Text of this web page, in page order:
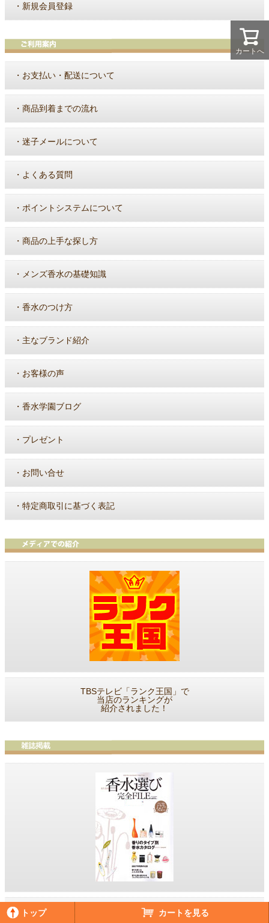
カートへ
・ 新規会員登録
・ お支払い・配送について
・ 商品到着までの流れ
・ 迷子メールについて
・ よくある質問
・ ポイントシステムについて
・ 商品の上手な探し方
・ メンズ香水の基礎知識
・ 香水のつけ方
・ 主なブランド紹介
・ お客様の声
・ 香水学園ブログ
・ プレゼント
・ お問い合せ
・ 特定商取引に基づく表記
TBSテレビ「ランク王国」で
当店のランキングが
紹介されました！
当店が人気雑誌
「香水選び完全FILE」で
トップ カートを見る